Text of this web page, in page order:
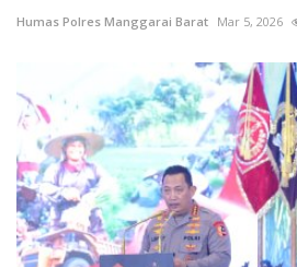
Humas Polres Manggarai Barat Mar 5, 2026